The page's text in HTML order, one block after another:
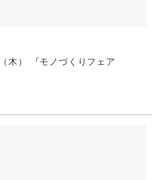
木） 『モノづくりフェア